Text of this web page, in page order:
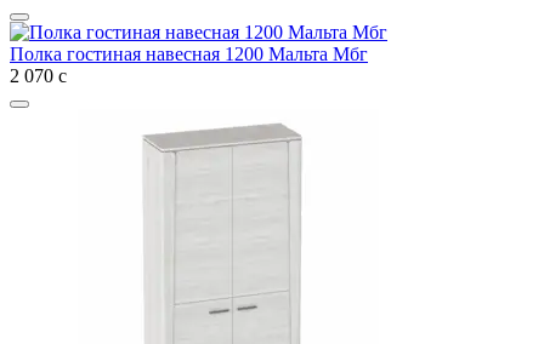
Полка гостиная навесная 1200 Мальта Мбг
2 070 с